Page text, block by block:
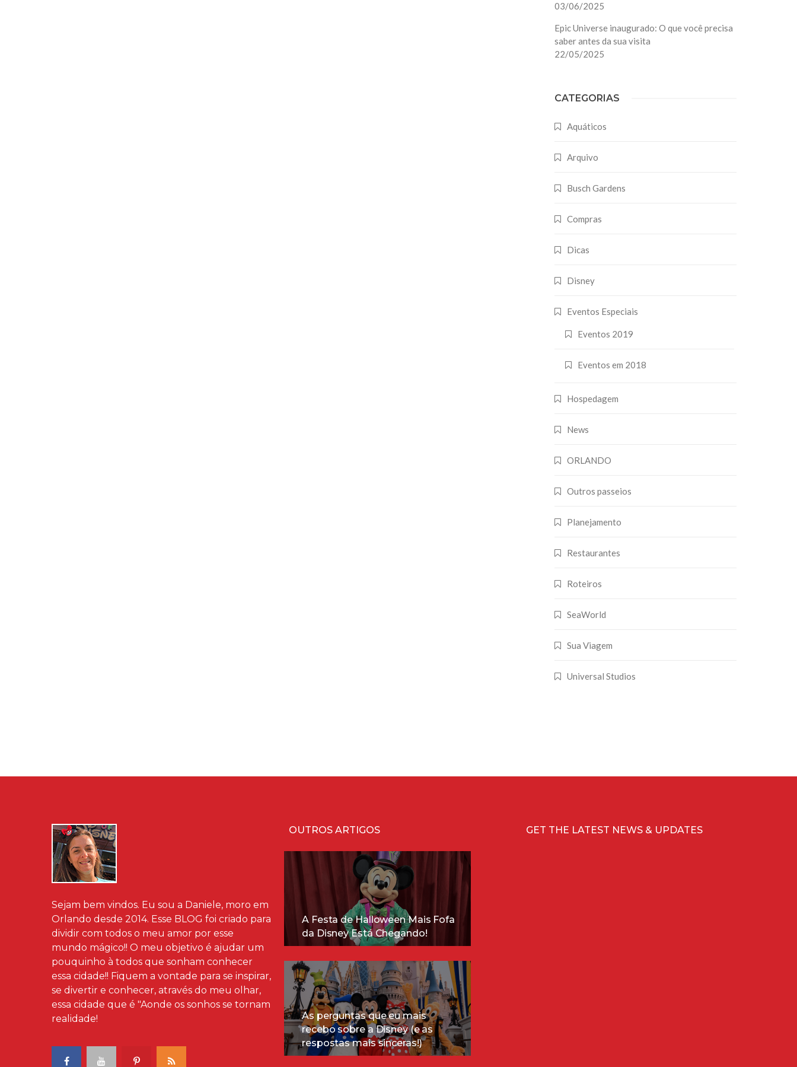
03/06/2025
Epic Universe inaugurado: O que você precisa
saber antes da sua visita
22/05/2025
CATEGORIAS
Aquáticos
Arquivo
Busch Gardens
Compras
Dicas
Disney
Eventos Especiais
Eventos 2019
Eventos em 2018
Hospedagem
News
ORLANDO
Outros passeios
Planejamento
Restaurantes
Roteiros
SeaWorld
Sua Viagem
Universal Studios
Sejam bem vindos. Eu sou a Daniele, moro em
Orlando desde 2014. Esse BLOG foi criado para
dividir com todos o meu amor por esse
mundo mágico!! O meu objetivo é ajudar um
pouquinho à todos que sonham conhecer
essa cidade!! Fiquem a vontade para se inspirar,
se divertir e conhecer, através do meu olhar,
essa cidade que é "Aonde os sonhos se tornam
realidade!
OUTROS ARTIGOS
A Festa de Halloween Mais Fofa
da Disney Está Chegando!
As perguntas que eu mais
recebo sobre a Disney (e as
respostas mais sinceras!)
GET THE LATEST NEWS & UPDATES